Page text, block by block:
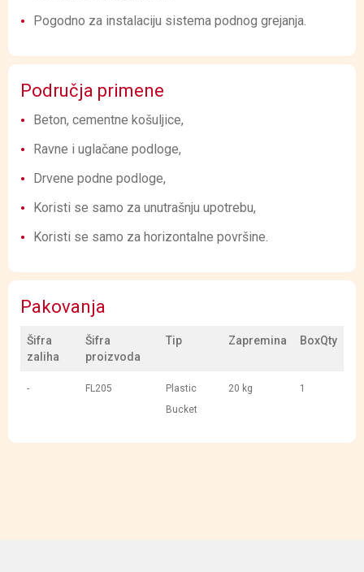
Pogodno za instalaciju sistema podnog grejanja.
Područja primene
Beton, cementne košuljice,
Ravne i uglačane podloge,
Drvene podne podloge,
Koristi se samo za unutrašnju upotrebu,
Koristi se samo za horizontalne površine.
Pakovanja
Šifra
zaliha
Šifra
proizvoda
Tip Zapremina BoxQty
- FL205
Plastic
Bucket
20 kg 1